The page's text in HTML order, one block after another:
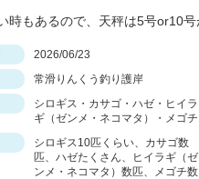
2026/06/23
常滑りんくう釣り護岸
シロギス・カサゴ・ハゼ・ヒイラ
ギ（ゼンメ・ネコマタ）・メゴチ
シロギス10匹くらい、カサゴ数
匹、ハゼたくさん、ヒイラギ（ゼ
ンメ・ネコマタ）数匹、メゴチ数